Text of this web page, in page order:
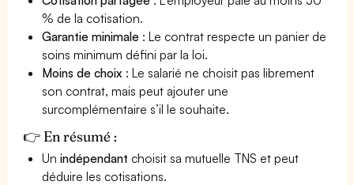
% de la cotisation.
Garantie minimale : Le contrat respecte un panier de
soins minimum défini par la loi.
Moins de choix : Le salarié ne choisit pas librement
son contrat, mais peut ajouter une
surcomplémentaire s’il le souhaite.
👉 En résumé :
Unindépendant choisit sa mutuelle TNS et peut
déduire les cotisations.